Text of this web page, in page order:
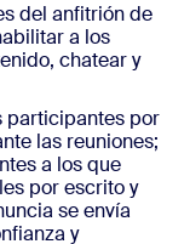
del anfitrión de
a los
chatear y
participantes por
las reuniones;
a los que
por escrito y
se envía
y